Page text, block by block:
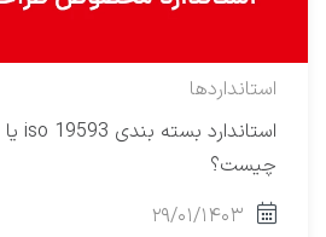
استانداردها
چیست؟
۲۹/۰۱/۱۴۰۳